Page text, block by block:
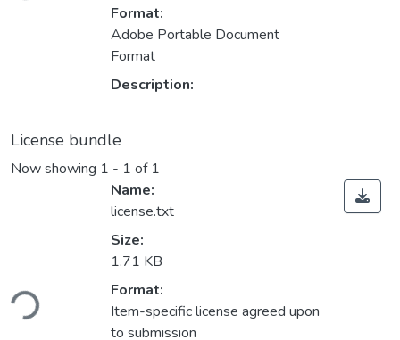
Format:
Adobe Portable Document
Format
Description:
License bundle
Now showing 1 - 1 of 1
Loading...
Name:
license.txt
Size:
1.71 KB
Format:
Item-specific license agreed upon
to submission